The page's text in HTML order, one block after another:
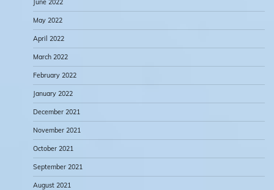
May 2022
April 2022
March 2022
February 2022
January 2022
December 2021
November 2021
October 2021
September 2021
August 2021